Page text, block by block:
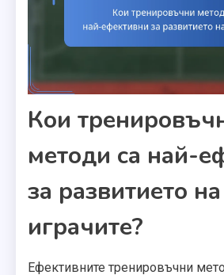
Кои
методи са най-
за развитието на
играчите?
Ефективните тренировъчни